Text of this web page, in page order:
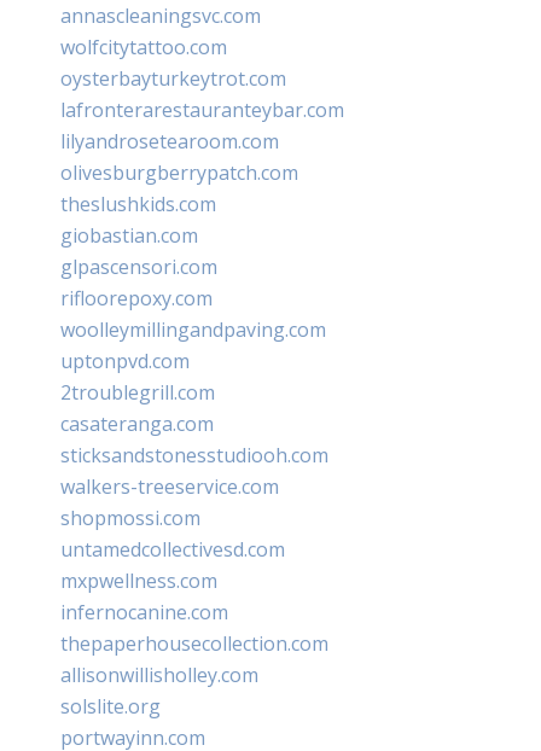
annascleaningsvc.com
wolfcitytattoo.com
oysterbayturkeytrot.com
lafronterarestauranteybar.com
lilyandrosetearoom.com
olivesburgberrypatch.com
theslushkids.com
giobastian.com
glpascensori.com
rifloorepoxy.com
woolleymillingandpaving.com
uptonpvd.com
2troublegrill.com
casateranga.com
sticksandstonesstudiooh.com
walkers-treeservice.com
shopmossi.com
untamedcollectivesd.com
mxpwellness.com
infernocanine.com
thepaperhousecollection.com
allisonwillisholley.com
solslite.org
portwayinn.com